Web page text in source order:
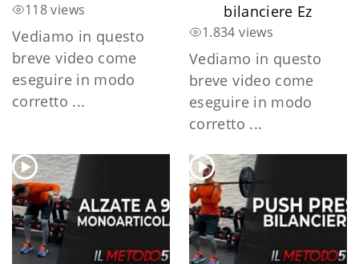
118 views
Vediamo in questo
breve video come
eseguire in modo
corretto ...
bilanciere Ez
1.834 views
Vediamo in questo
breve video come
eseguire in modo
corretto ...